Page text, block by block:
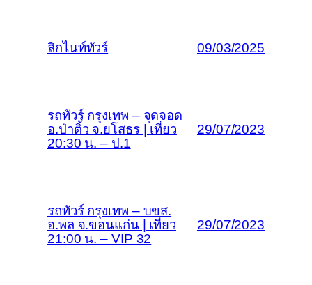
ลิกไนท์ทัวร์ 09/03/2025
รถทัวร์ กรุงเทพ – จุดจอด
อ.ป่าติ้ว จ.ยโสธร | เที่ยว
20:30 น. – ป.1
29/07/2023
รถทัวร์ กรุงเทพ – บขส.
อ.พล จ.ขอนแก่น | เที่ยว
21:00 น. – VIP 32
29/07/2023